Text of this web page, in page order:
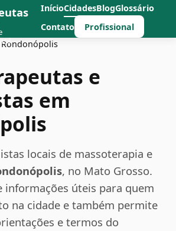
InícioCidadesBlogGlossário
Contato
Profissional
Rondonópolis
e
em
locais de massoterapia e
, no Mato Grosso.
informações úteis para quem
na cidade e também permite
e termos do